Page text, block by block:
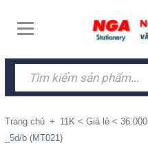
Trang chủ + 11K < Giá lẻ < 36.000
_5d/b (MT021)